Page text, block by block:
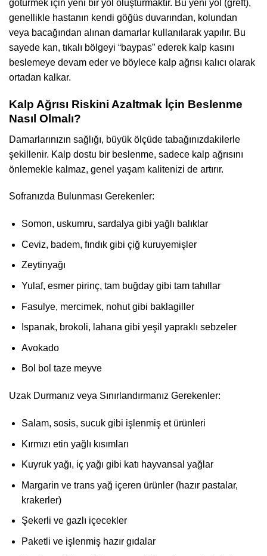
götürmek için yeni bir yol oluşturmaktır. Bu yeni yol (greft),
genellikle hastanın kendi göğüs duvarından, kolundan
veya bacağından alınan damarlar kullanılarak yapılır. Bu
sayede kan, tıkalı bölgeyi “baypas” ederek kalp kasını
beslemeye devam eder ve böylece kalp ağrısı kalıcı olarak
ortadan kalkar.
Kalp Ağrısı Riskini Azaltmak İçin Beslenme
Nasıl Olmalı?
Damarlarınızın sağlığı, büyük ölçüde tabağınızdakilerle
şekillenir. Kalp dostu bir beslenme, sadece kalp ağrısını
önlemekle kalmaz, genel yaşam kalitenizi de artırır.
Sofranızda Bulunması Gerekenler:
Somon, uskumru, sardalya gibi yağlı balıklar
Ceviz, badem, fındık gibi çiğ kuruyemişler
Zeytinyağı
Yulaf, esmer pirinç, tam buğday gibi tam tahıllar
Fasulye, mercimek, nohut gibi baklagiller
Ispanak, brokoli, lahana gibi yeşil yapraklı sebzeler
Avokado
Bol bol taze meyve
Uzak Durmanız veya Sınırlandırmanız Gerekenler:
Salam, sosis, sucuk gibi işlenmiş et ürünleri
Kırmızı etin yağlı kısımları
Kuyruk yağı, iç yağı gibi katı hayvansal yağlar
Margarin ve trans yağ içeren ürünler (hazır pastalar,
krakerler)
Şekerli ve gazlı içecekler
Paketli ve işlenmiş hazır gıdalar